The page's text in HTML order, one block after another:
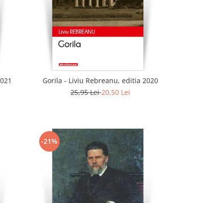
Gorila - Liviu Rebreanu, editia 2020
25,95 Lei20,50 Lei
-21%